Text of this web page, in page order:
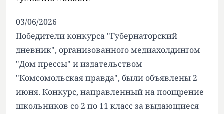
03/06/2026
Победители конкурса "Губернаторский
дневник", организованного медиахолдингом
"Дом прессы" и издательством
"Комсомольская правда", были объявлены 2
июня. Конкурс, направленный на поощрение
школьников со 2 по 11 класс за выдающиеся